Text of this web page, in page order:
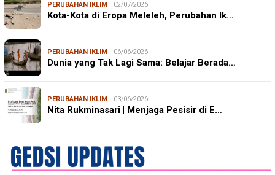
PERUBAHAN IKLIM 02/07/2026
Kota-Kota di Eropa Meleleh, Perubahan Ik…
PERUBAHAN IKLIM 06/06/2026
Dunia yang Tak Lagi Sama: Belajar Berada…
PERUBAHAN IKLIM 03/06/2026
Nita Rukminasari | Menjaga Pesisir di E…